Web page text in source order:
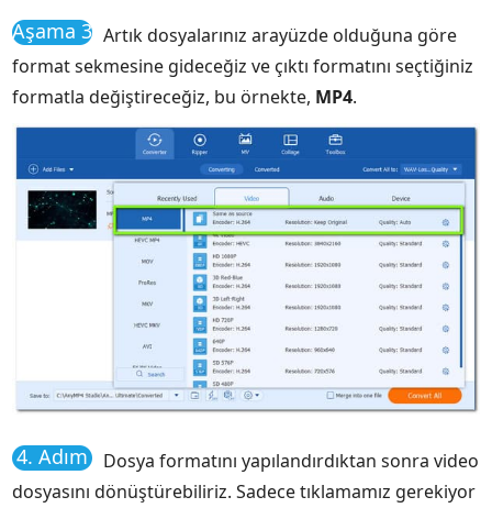
Aşama 3 Artık dosyalarınız arayüzde olduğuna göre
format sekmesine gideceğiz ve çıktı formatını seçtiğiniz
formatla değiştireceğiz, bu örnekte, MP4.
4. Adım
Dosya formatını yapılandırdıktan sonra video
dosyasını dönüştürebiliriz. Sadece tıklamamız gerekiyor